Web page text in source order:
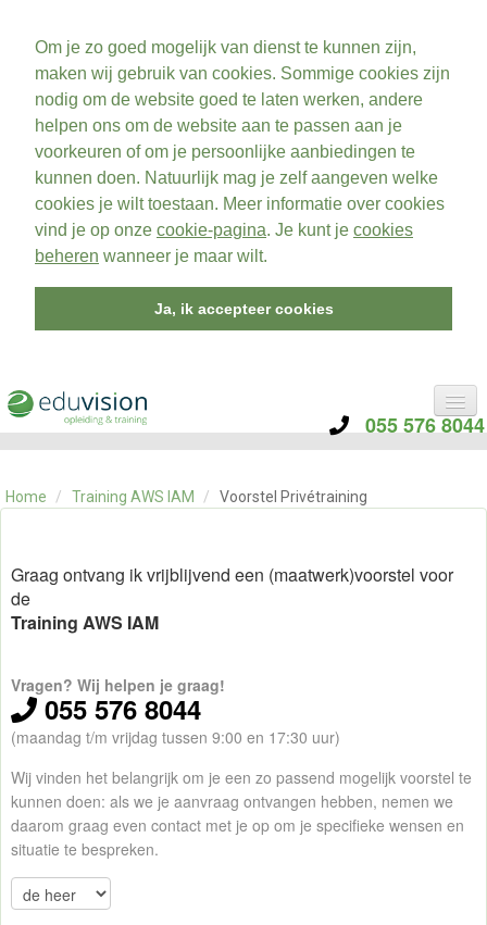
Om je zo goed mogelijk van dienst te kunnen zijn,
maken wij gebruik van cookies. Sommige cookies zijn
nodig om de website goed te laten werken, andere
helpen ons om de website aan te passen aan je
voorkeuren of om je persoonlijke aanbiedingen te
kunnen doen. Natuurlijk mag je zelf aangeven welke
cookies je wilt toestaan. Meer informatie over cookies
vind je op onze cookie-pagina. Je kunt je cookies
beheren wanneer je maar wilt.
Ja, ik accepteer cookies
055 576 8044
CATEGORIE
OVER ONS
Home / Training AWS IAM / Voorstel Privétraining
Graag ontvang ik vrijblijvend een (maatwerk)voorstel voor
de
Training AWS IAM
Vragen? Wij helpen je graag!
055 576 8044
(maandag t/m vrijdag tussen 9:00 en 17:30 uur)
Wij vinden het belangrijk om je een zo passend mogelijk voorstel te
kunnen doen: als we je aanvraag ontvangen hebben, nemen we
daarom graag even contact met je op om je specifieke wensen en
situatie te bespreken.